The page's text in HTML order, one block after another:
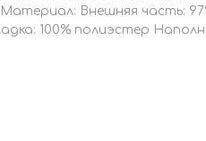
Внешняя часть:
100% полиэстер